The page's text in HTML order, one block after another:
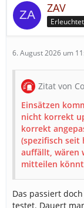
ZAV
6. August 2026 um
Zitat von
Einsätzen
nicht korrekt
korrekt
(spezifisch seit
auffällt, wären
mitteilen
Das passiert
testet. Dauert